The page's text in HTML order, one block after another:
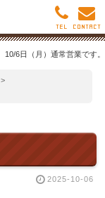
10/6日（月）通常営業です。
>
2025-10-06
CONTACT
TEL